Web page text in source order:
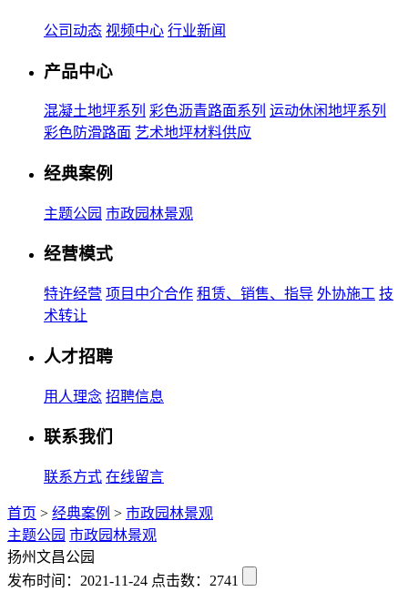
公司动态 视频中心 行业新闻
产品中心
混凝土地坪系列 彩色沥青路面系列 运动休闲地坪系列
彩色防滑路面 艺术地坪材料供应
经典案例
主题公园 市政园林景观
经营模式
特许经营 项目中介合作 租赁、销售、指导 外协施工 技
术转让
人才招聘
用人理念 招聘信息
联系我们
联系方式 在线留言
首页 > 经典案例 > 市政园林景观
主题公园 市政园林景观
扬州文昌公园
发布时间：2021-11-24 点击数：2741